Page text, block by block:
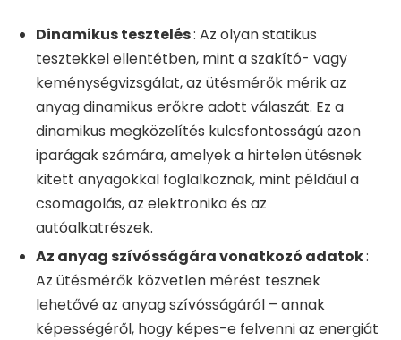
Dinamikus tesztelés: Az olyan statikus
tesztekkel ellentétben, mint a szakító- vagy
keménységvizsgálat, az ütésmérők mérik az
anyag dinamikus erőkre adott válaszát. Ez a
dinamikus megközelítés kulcsfontosságú azon
iparágak számára, amelyek a hirtelen ütésnek
kitett anyagokkal foglalkoznak, mint például a
csomagolás, az elektronika és az
autóalkatrészek.
Az anyag szívósságára vonatkozó adatok:
Az ütésmérők közvetlen mérést tesznek
lehetővé az anyag szívósságáról – annak
képességéről, hogy képes-e felvenni az energiát